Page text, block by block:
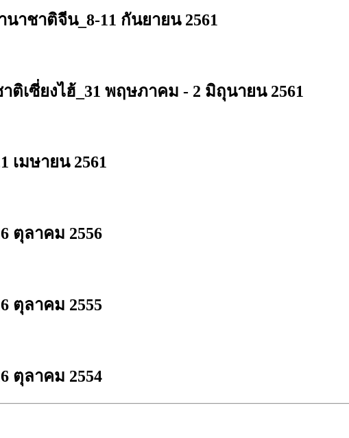
าชาติจีน_8-11 กันยายน 2561
เซี่ยงไฮ้_31 พฤษภาคม - 2 มิถุนายน 2561
เมษายน 2561
ตุลาคม 2556
ตุลาคม 2555
ตุลาคม 2554